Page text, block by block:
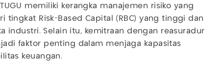
memiliki kerangka manajemen risiko yang
tingkat Risk-Based Capital (RBC) yang tinggi dan
industri. Selain itu, kemitraan dengan reasuradur
faktor penting dalam menjaga kapasitas
keuangan.